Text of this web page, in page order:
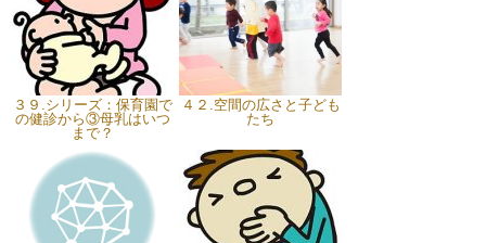
３９.シリーズ：保育園で
の健診から③母乳はいつ
まで？
４２.空間の広さと子ども
たち